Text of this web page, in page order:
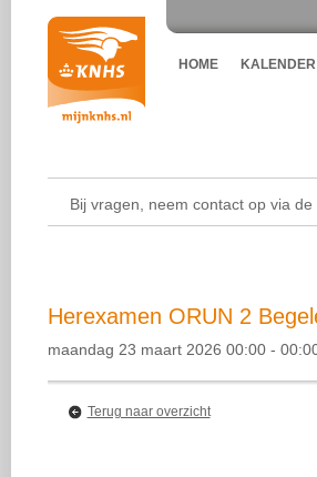
HOME KALENDER
Bij vragen, neem contact op via
Herexamen ORUN 2
maandag 23 maart 2026 00:00 -
Terug naar overzicht